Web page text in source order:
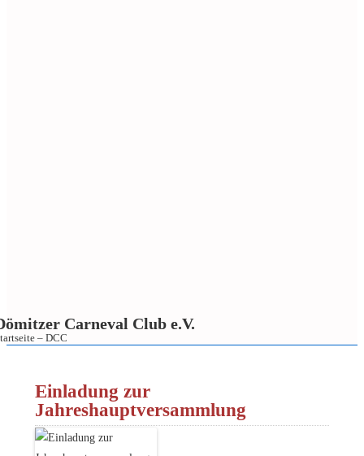
Carneval Club e.V.
– DCC
InhaltEinladung zur
Jahreshauptversammlung